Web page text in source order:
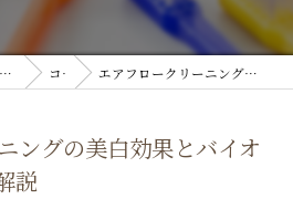
埼玉県北戸田の歯科なら医療法人双島会 アイル歯科クリニック コラム エアフロークリーニングの美白効果とバイオフィルム除去徹底解説
ングの美白効果とバイオ
説